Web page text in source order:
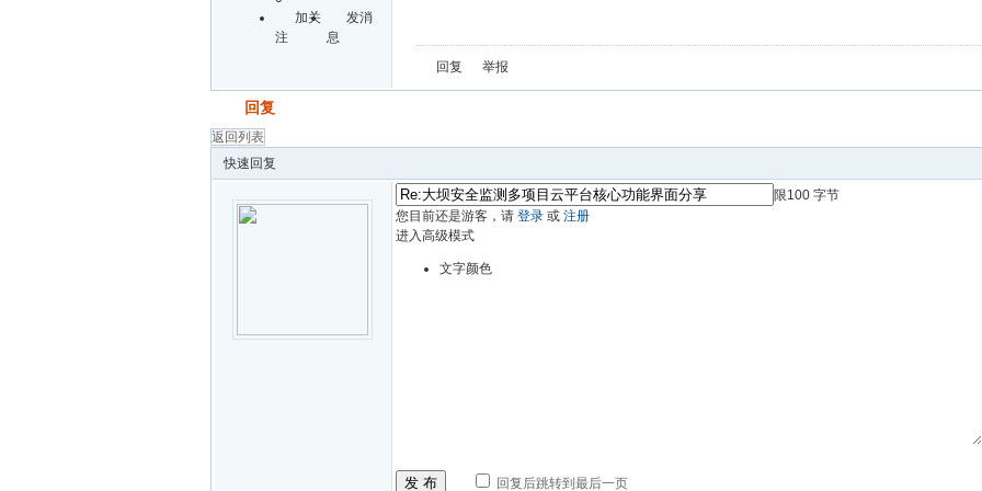
加关
注
发消
息
回复 举报
回复
返回列表
快速回复
限100 字节
您目前还是游客，请 登录 或 注册
进入高级模式
文字颜色
发 布 回复后跳转到最后一页